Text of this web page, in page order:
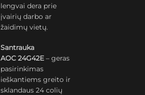
lengvai dera prie
įvairių darbo ar
žaidimų vietų.
Santrauka
AOC 24G42E – geras
pasirinkimas
ieškantiems greito ir
sklandaus 24 colių